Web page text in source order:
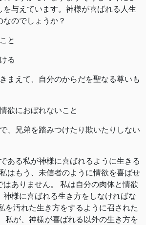
を与えています。神様が喜ばれる人生
のでしょうか？
と
る
まえて、自分のからだを聖なる尊いも
欲におぼれないこと
、兄弟を踏みつけたり欺いたりしない
ある私が神様に喜ばれるように生きる
はもう、未信者のように情欲を喜ばせ
はありません。 私は自分の肉体と情欲
神様に喜ばれる生き方をしなければな
を汚れた生き方をするように召された
私が、神様が喜ばれる以外の生き方を